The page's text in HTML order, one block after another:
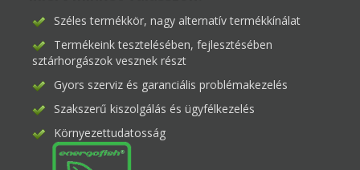
Széles termékkör, nagy alternatív termékkínálat
Termékeink tesztelésében, fejlesztésében
sztárhorgászok vesznek részt
Gyors szerviz és garanciális problémakezelés
Szakszerű kiszolgálás és ügyfélkezelés
Környezettudatosság